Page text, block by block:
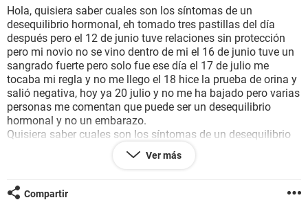
BIENESTAR
SEXUALIDAD
GLOSARIO
Hola, quisiera saber cuales son los síntomas de un
desequilibrio hormonal, eh tomado tres pastillas del día
después pero el 12 de junio tuve relaciones sin protección
pero mi novio no se vino dentro de mi el 16 de junio tuve un
sangrado fuerte pero solo fue ese día el 17 de julio me
tocaba mi regla y no me llego el 18 hice la prueba de orina y
salió negativa, hoy ya 20 julio y no me ha bajado pero varias
personas me comentan que puede ser un desequilibrio
hormonal y no un embarazo.
Quisiera saber cuales son los síntomas de un desequilibrio
De antemano muchas graciasVer más
Compartir